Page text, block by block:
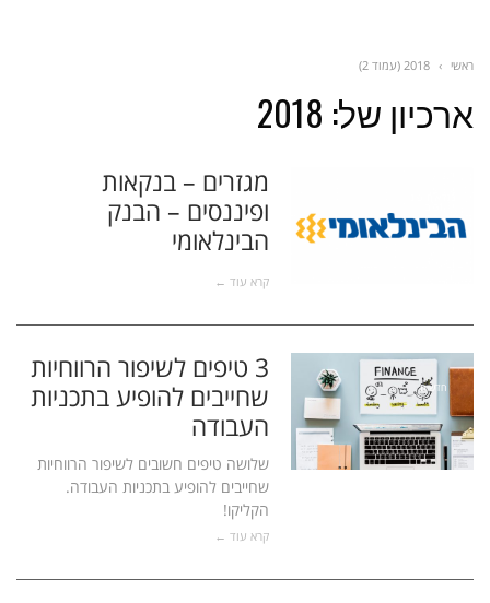
ראשי › 2018 (עמוד 2)
ארכיון של: 2018
מגזרים – בנקאות
ופיננסים – הבנק
הבינלאומי
קרא עוד ←
חדשות
3 טיפים לשיפור הרווחיות
שחייבים להופיע בתכניות
העבודה
שלושה טיפים חשובים לשיפור הרווחיות
שחייבים להופיע בתכניות העבודה.
הקליקו!
קרא עוד ←